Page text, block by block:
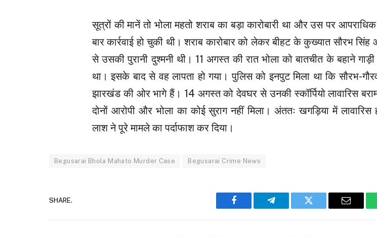
सूत्रों की मानें तो भोला महतो शराब का बड़ा कारोबारी था और उस पर
बार कार्रवाई हो चुकी थी। शराब कारोबार को लेकर बीहट के कुख्यात सौरभ सिंह
से उसकी पुरानी दुश्मनी थी। 11 अगस्त की रात भोला को बातचीत के बहाने गाड़ी
था। इसके बाद से वह लापता हो गया। पुलिस को इनपुट मिला था कि सौरभ-गौरव
झारखंड की ओर भागे हैं। 14 अगस्त को देवघर से उनकी स्कॉर्पियो लावारिस
दोनों आरोपी और भोला का कोई सुराग नहीं मिला। अंततः खगड़िया में लावारिस
लाश ने पूरे मामले का पर्दाफाश कर दिया।
Begusarai Bhola Mahato Murder Case Begusarai Crime News
SHARE.
Facebook Telegram Twitter Email